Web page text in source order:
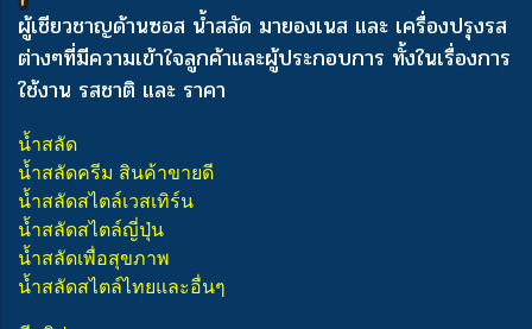
ผู้เชียวชาญด้านซอส น้ำสลัด มายองเนส และ เครื่องปรุงรส
ต่างๆที่มีความเข้าใจลูกค้าและผู้ประกอบการ ทั้งในเรื่องการ
ใช้งาน รสชาติ และ ราคา
น้ำสลัด
น้ำสลัดครีม สินค้าขายดี
น้ำสลัดสไตล์เวสเทิร์น
น้ำสลัดสไตล์ญี่ปุ่น
น้ำสลัดเพื่อสุขภาพ
น้ำสลัดสไตล์ไทยและอื่นๆ